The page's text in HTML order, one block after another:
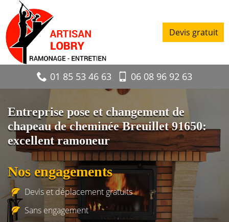
Devis gratuit
01 85 53 46 63 06 08 96 92 63
Entreprise pose et changement de
chapeau de cheminée Breuillet 91650:
excellent ramoneur
Nos engagements
Devis et déplacement gratuits
Sans engagement